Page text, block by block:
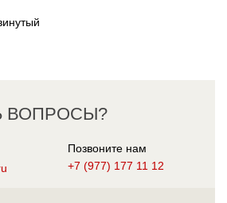
ВОПРОСЫ?
Позвоните нам
+7 (977) 177 11 12